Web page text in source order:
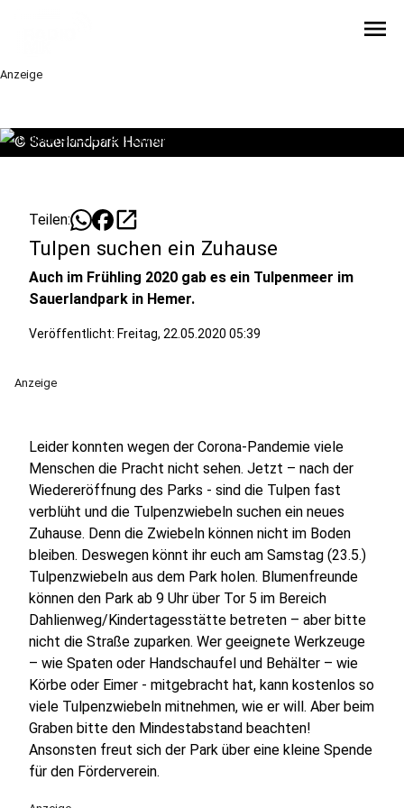
menu
Anzeige
© Sauerlandpark Hemer
Teilen: open_in_new
Tulpen suchen ein Zuhause
Auch im Frühling 2020 gab es ein Tulpenmeer im
Sauerlandpark in Hemer.
Veröffentlicht: Freitag, 22.05.2020 05:39
Anzeige
Leider konnten wegen der Corona-Pandemie viele
Menschen die Pracht nicht sehen. Jetzt – nach der
Wiedereröffnung des Parks - sind die Tulpen fast
verblüht und die Tulpenzwiebeln suchen ein neues
Zuhause. Denn die Zwiebeln können nicht im Boden
bleiben. Deswegen könnt ihr euch am Samstag (23.5.)
Tulpenzwiebeln aus dem Park holen. Blumenfreunde
können den Park ab 9 Uhr über Tor 5 im Bereich
Dahlienweg/Kindertagesstätte betreten – aber bitte
nicht die Straße zuparken. Wer geeignete Werkzeuge
– wie Spaten oder Handschaufel und Behälter – wie
Körbe oder Eimer - mitgebracht hat, kann kostenlos so
viele Tulpenzwiebeln mitnehmen, wie er will. Aber beim
Graben bitte den Mindestabstand beachten!
Ansonsten freut sich der Park über eine kleine Spende
für den Förderverein.